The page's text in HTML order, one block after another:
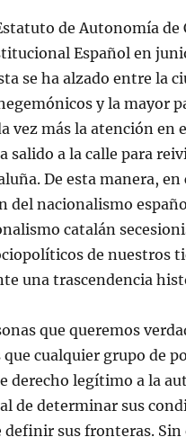
de Autonomía
Español en
se ha alzado entre la
y la mayor
vez más la atención
salido a la calle para
De esta manera,
del nacionalismo
catalán
de nuestros
una trascendencia
que queremos
cualquier grupo de
derecho legítimo a la
de determinar sus
sus fronteras.